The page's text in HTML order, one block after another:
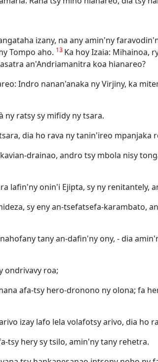
izany, na any amin'ny
Tompo aho. 13 Ka hoy Izaia: Mihainoa,
an'Andriamanitra koa hianareo?
Indro nanan'anaka ny Virjiny, ka
ny ratsy sy mifidy ny tsara.
dia ho rava ny tanin'ireo
drainao, andro tsy mbola nisy
lafin'ny onin'i Ejipta, sy ny renitantely,
sy eny an-tsefatsefa-karambato,
tany an-dafin'ny ony, - dia
ondrivavy roa;
afa-tsy hero-dronono ny olona; fa
izay lafo lela volafotsy arivo, dia ho
tsy hery sy tsilo, amin'ny tany rehetra.